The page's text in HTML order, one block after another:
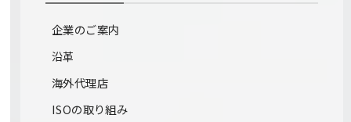
企業のご案内
沿革
海外代理店
ISOの取り組み